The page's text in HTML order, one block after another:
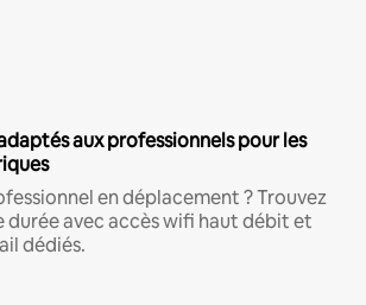
aux professionnels pour les
en déplacement ? Trouvez
durée avec accès wifi haut débit et
dédiés.